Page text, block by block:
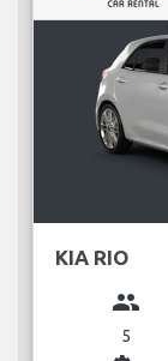
KIA RIO
group
5